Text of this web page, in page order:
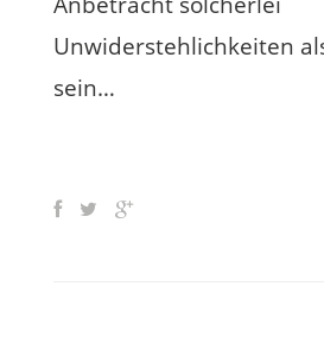
Unwiderstehlichkeiten
sein…